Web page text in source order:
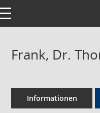
navigation
Frank, Dr.
Informationen